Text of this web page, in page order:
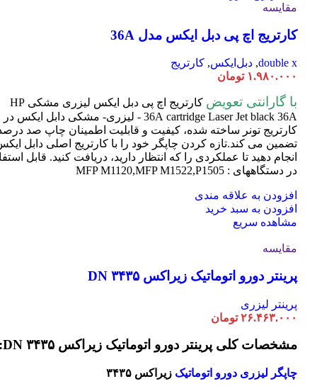
مقایسه
کارتریج اچ پی دبل ایکس مدل 36A
double x
, دبل‌ایکس, کارتریج
۱.۹۸۰.۰۰۰ تومان
با گارانتی تعویض
کارتریج اچ پی دبل ایکس لیزری مشکی HP
36A cartridge Laser
Jet black 36A - لیزری- مشکی دابل ایکس در
کارتریج تونر ساخته شده، کیفیت و قابلیت اطمینان چاپ صد
تضمین می کند.تازه کردن چاپگر خود را با کارتریج اصلی دابل
انجام دهید تا عملکردی را که انتظار دارید، دریافت کنید. قابل
در دستگاههای : MFP M1120,MFP M1522,P1505
افزودن به علاقه مندی
افزودن به سبد خرید
مشاهده سریع
مقایسه
پرینتر دورو اتوماتیک زیراکس DN ۳۴۳۵
پرینتر لیزری
۲۶.۴۶۳.۰۰۰ تومان
مشخصات کلی پرینتر دورو اتوماتیک زیراکس DN ۳۴۳۵:
چاپگر لیزری دورو اتوماتیک زیراکس ۳۴۳۵